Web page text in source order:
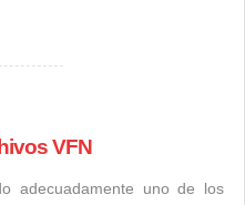
VFN
adecuadamente uno de los